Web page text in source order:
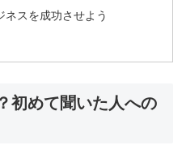
ネスを成功させよう
初めて聞いた人への